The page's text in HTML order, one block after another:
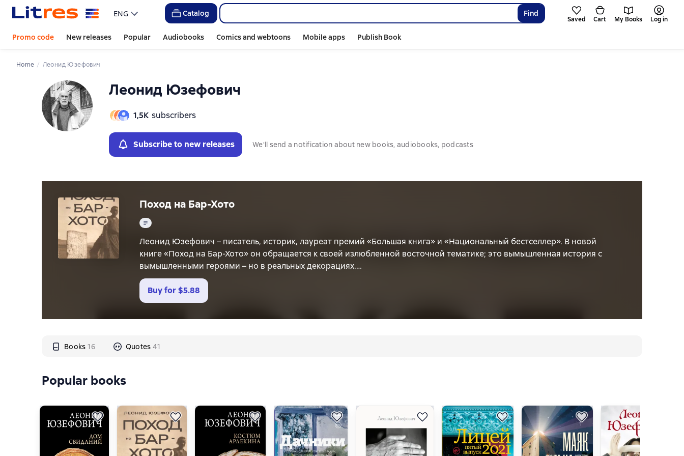
ENG Catalog Find
Saved Cart My Books Log in
Promo code New releases Popular Audiobooks Comics and webtoons Mobile apps Publish Book
Home Леонид Юзефович
Леонид Юзефович
1,5К subscribers
Subscribe to new releases We'll send a notification about new books, audiobooks, podcasts
Поход на Бар-Хото
Text
Леонид Юзефович – писатель, историк, лауреат премий «Большая книга» и «Национальный бестселлер». В новой
книге «Поход на Бар-Хото» он обращается к своей излюбленной восточной тематике; это вымышленная история с
вымышленными героями – но в реальных декорациях.
В воспоминаниях русского офицера, капитана Солодовникова, служившего военным советником в монгольской
армии в 1912–1914 годах, когда монголы отстаивали свою независимость от Китая, переплелись осада занятой
китайцами крепости Бар-Хото, любовь к жене русского дипломата в Монголии, Первая мировая война, высылка из
Buy for$5.88
Books 16 Quotes 41
Слайдер с книгами
Popular books
Слайдер с книгами